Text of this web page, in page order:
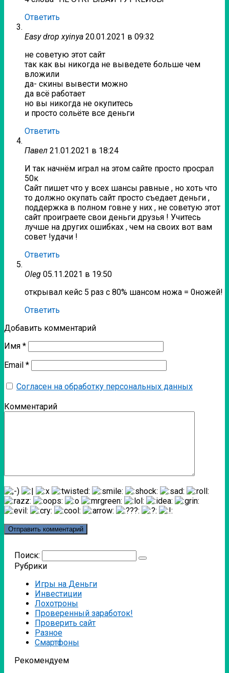
Ответить
Easy drop xyinya 20.01.2021 в 09:32
не советую этот сайт
так как вы никогда не выведете больше чем
вложили
да- скины вывести можно
да всё работает
но вы никогда не окупитесь
и просто сольёте все деньги
Ответить
Павел 21.01.2021 в 18:24
И так начнём играл на этом сайте просто просрал
50к
Сайт пишет что у всех шансы равные , но хоть что
то должно окупать сайт просто съедает деньги ,
поддержка в полном говне у них , не советую этот
сайт проиграете свои деньги друзья ! Учитесь
лучше на других ошибках , чем на своих вот вам
совет !удачи !
Ответить
Oleg 05.11.2021 в 19:50
открывал кейс 5 раз с 80% шансом ножа = 0ножей!
Ответить
Добавить комментарий
Имя *
Email *
Согласен на обработку персональных данных
Комментарий
Поиск:
Рубрики
Игры на Деньги
Инвестиции
Лохотроны
Проверенный заработок!
Проверить сайт
Разное
Смартфоны
Рекомендуем